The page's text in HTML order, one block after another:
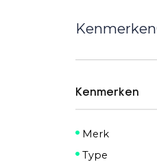
Kenmerken
Kenmerken
Merk
Type